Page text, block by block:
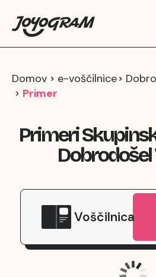
Domov e-voščilnice
Primer
Primeri
Dobrodošel
Voščilnica